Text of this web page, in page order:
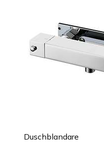
Duschblandare